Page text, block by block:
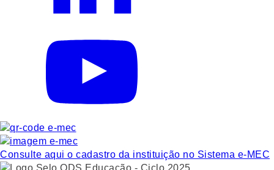
Consulte aqui o cadastro da instituição no Sistema e-MEC